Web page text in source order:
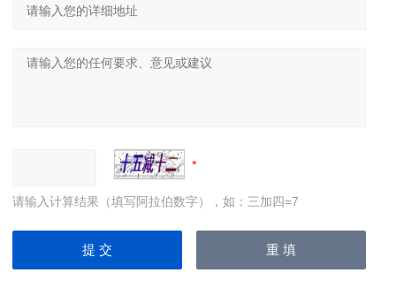
请输入计算结果（填写阿拉伯数字），如：三加四=7